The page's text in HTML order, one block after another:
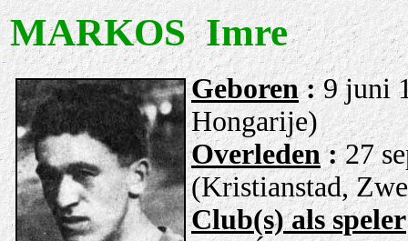
MARKOS Imre
Geboren:9 juni
Hongarije)
Overleden:27
(Kristianstad,
Club(s) als speler